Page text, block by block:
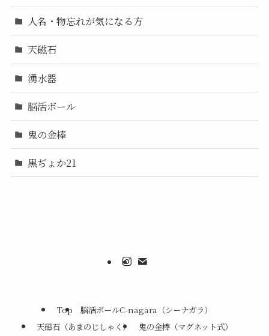
人名・物忘れが気になる方
天磁石
湧水器
脳活ボール
鬼の金棒
黒ぢょか21
Top
脳活ボールC-nagara（シーナガラ）
天磁石（あまのじしゃく）
鬼の金棒（マグネット式）